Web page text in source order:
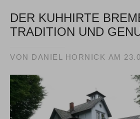
DER KUHHIRTE
TRADITION UND
VON DANIEL HORNICK AM